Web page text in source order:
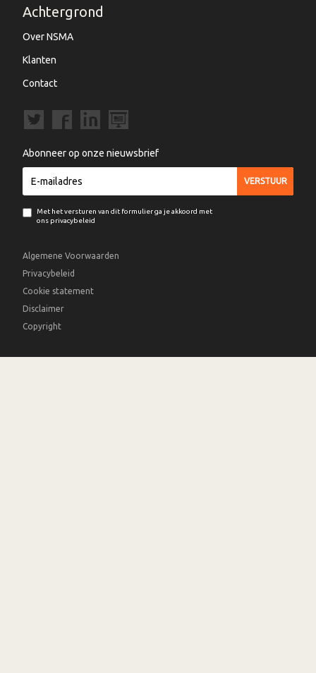
Achtergrond
Over NSMA
Klanten
Contact
Abonneer op onze nieuwsbrief
Met het versturen van dit formulier ga je akkoord met
ons privacybeleid
Algemene Voorwaarden
Privacybeleid
Cookie statement
Disclaimer
Copyright